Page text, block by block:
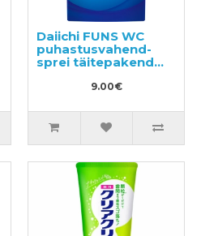
Daiichi FUNS WC
puhastusvahend-
sprei täitepakend
9.00€